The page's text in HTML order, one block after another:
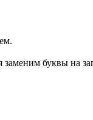
буквы на